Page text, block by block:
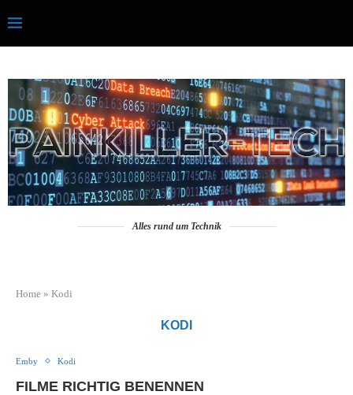
Alles rund um Technik
Home » Kodi
KODI
Emby Kodi
FILME RICHTIG BENENNEN